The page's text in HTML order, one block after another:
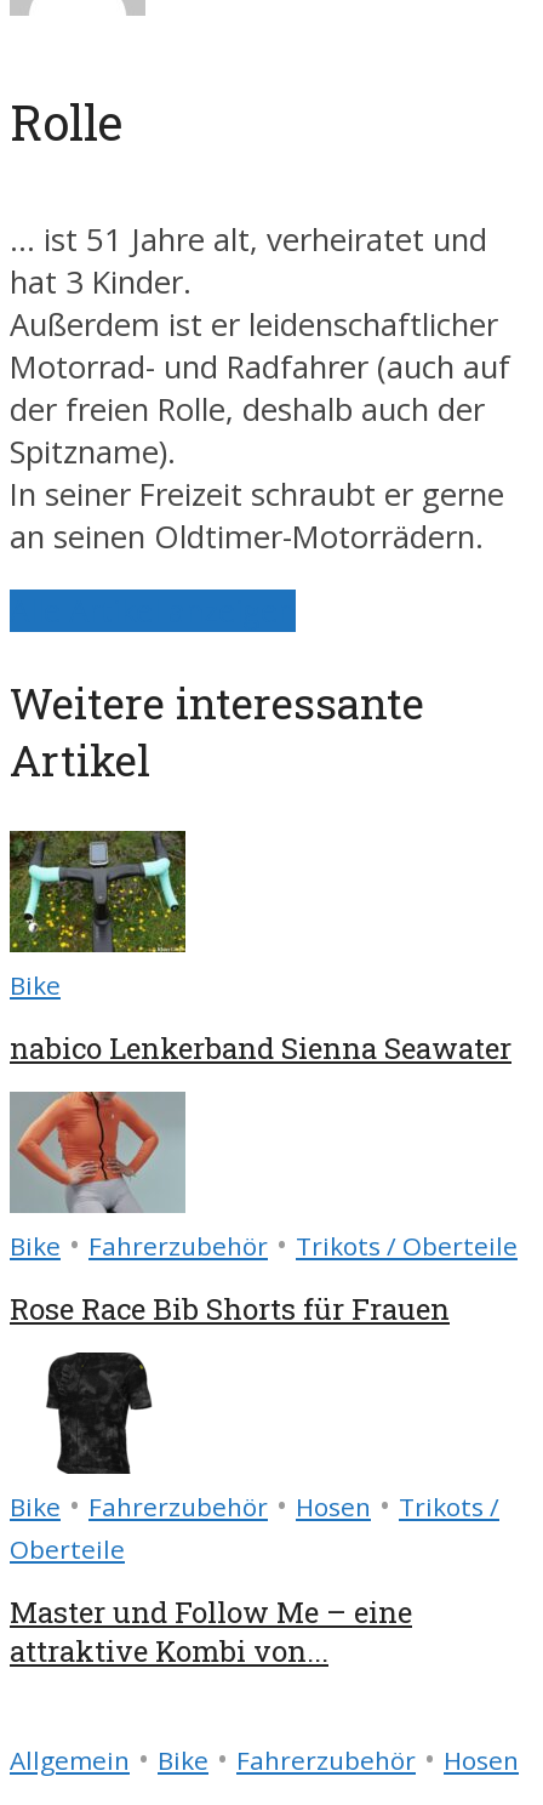
Rolle
... ist 51 Jahre alt, verheiratet und
hat 3 Kinder.
Außerdem ist er leidenschaftlicher
Motorrad- und Radfahrer (auch auf
der freien Rolle, deshalb auch der
Spitzname).
In seiner Freizeit schraubt er gerne
an seinen Oldtimer-Motorrädern.
Weitere interessante
Artikel
Bike
nabico Lenkerband Sienna Seawater
Bike • Fahrerzubehör • Trikots / Oberteile
Rose Race Bib Shorts für Frauen
Bike • Fahrerzubehör • Hosen • Trikots /
Oberteile
Master und Follow Me – eine
attraktive Kombi von...
Allgemein • Bike • Fahrerzubehör • Hosen